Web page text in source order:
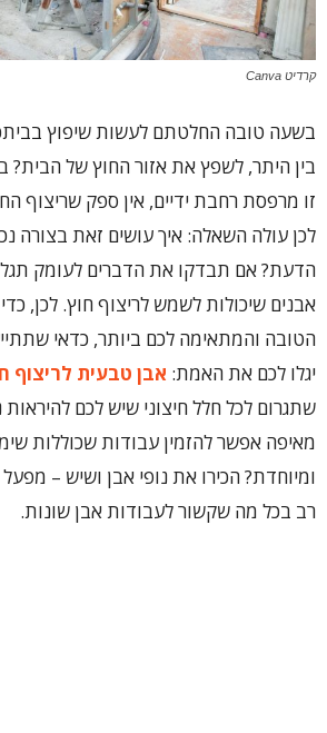
קרדיט Canva
בשעה טובה החלטתם לעשות שיפוץ
בין היתר, לשפץ את אזור החוץ של הבית?
זו מרפסת רחבת ידיים, אין ספק שריצוף
לכן עולה השאלה: איך עושים זאת בצורה
הדעת? אם תבדקו את הדברים לעומק
אבנים שיכולות לשמש לריצוף חוץ. לכן,
הטובה והמתאימה לכם ביותר, כדאי
יגלו לכם את האמת: אבן טבעית לריצוף
שתגרום לכל חלל חיצוני שיש לכם
מאיפה אפשר להזמין עבודות שכוללות
ומיוחדת? הכירו את נופי אבן ושיש –
רב בכל מה שקשור לעבודות אבן שונות.